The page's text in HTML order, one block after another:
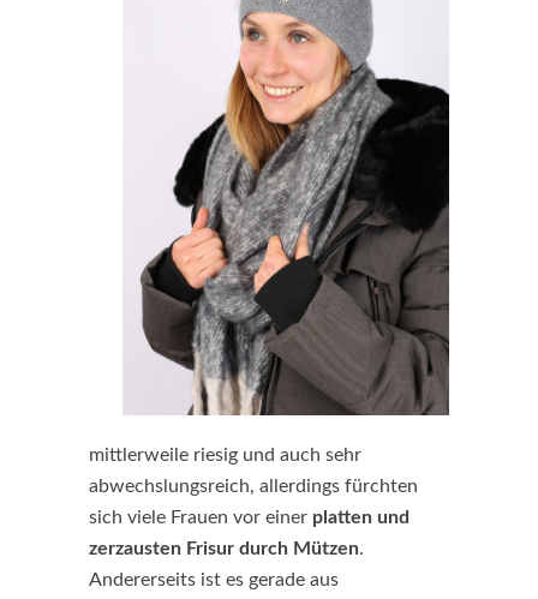
mittlerweile riesig und auch sehr
abwechslungsreich, allerdings fürchten
sich viele Frauen vor einer platten und
zerzausten Frisur durch Mützen.
Andererseits ist es gerade aus